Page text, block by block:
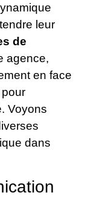
leur
de
agence,
en face
Voyons
dans